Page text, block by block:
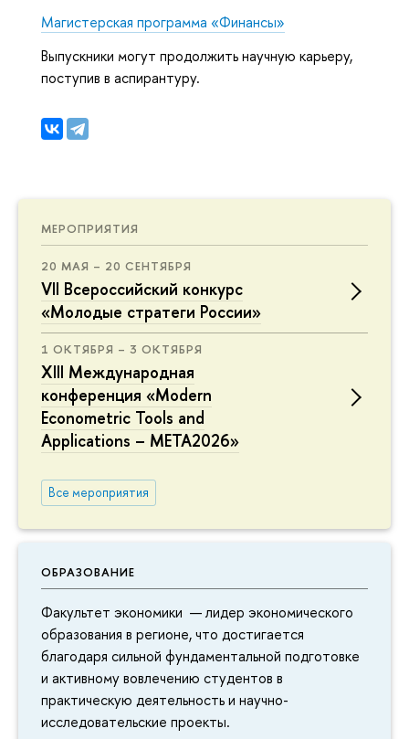
МЕРОПРИЯТИЯ
20 МАЯ – 20 СЕНТЯБРЯ
VII Всероссийский конкурс
«Молодые стратеги России»
1 ОКТЯБРЯ – 3 ОКТЯБРЯ
XIII Международная
конференция «Modern
Econometric Tools and
Applications – META2026»
Все мероприятия
ОБРАЗОВАНИЕ
Факультет экономики — лидер экономического
образования в регионе, что достигается
благодаря сильной фундаментальной подготовке
и активному вовлечению студентов в
практическую деятельность и научно-
исследовательские проекты.
Магистерская программа «Финансы»
Выпускники могут продолжить научную карьеру,
поступив в аспирантуру.